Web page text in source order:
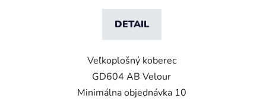
DETAIL
Veľkoplošný koberec
GD604 AB Velour
Minimálna objednávka 10